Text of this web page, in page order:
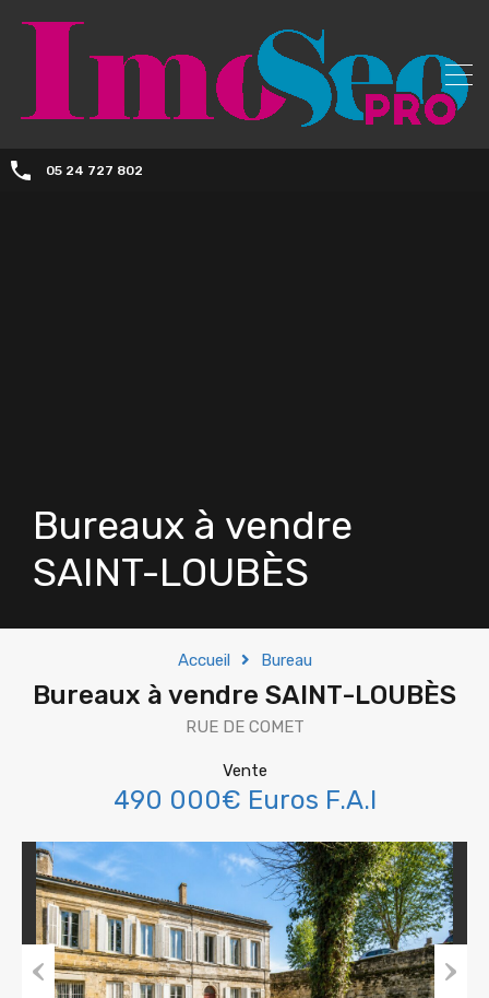
05 24 727 802
Bureaux à vendre
SAINT-LOUBÈS
Accueil Bureau
Bureaux à vendre SAINT-LOUBÈS
RUE DE COMET
Vente
490 000€ Euros F.A.I